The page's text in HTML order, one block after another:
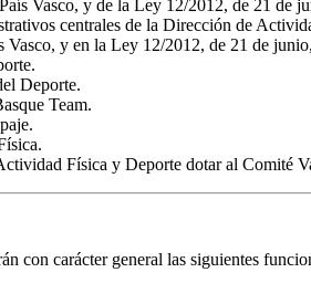
Vasco, y de la Ley 12/2012, de 21 de
centrales de la Dirección de
Vasco, y en la Ley 12/2012, de 21 de
Deporte.
Team.
Física y Deporte dotar al Comité
con carácter general las siguientes